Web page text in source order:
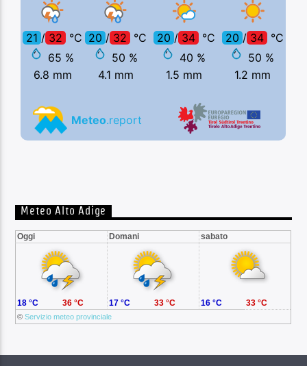
Meteo Alto Adige
Oggi Domani sabato
©Servizio meteo provinciale
18 °C 36 °C 17 °C 33 °C 16 °C 33 °C